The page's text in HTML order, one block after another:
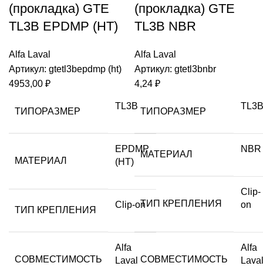
(прокладка) GTE
TL3B EPDMP (HT)
Alfa Laval
Артикул: gtetl3bepdmp (ht)
4953,00 ₽
ТИПОРАЗМЕР
TL3B
МАТЕРИАЛ
EPDMP
(HT)
ТИП КРЕПЛЕНИЯ
Clip-on
СОВМЕСТИМОСТЬ
Alfa
Laval
(прокладка) GTE
TL3B NBR
Alfa Laval
Артикул: gtetl3bnbr
4,24 ₽
ТИПОРАЗМЕР
TL3B
МАТЕРИАЛ
NBR
ТИП КРЕПЛЕНИЯ
Clip-
on
СОВМЕСТИМОСТЬ
Alfa
Laval